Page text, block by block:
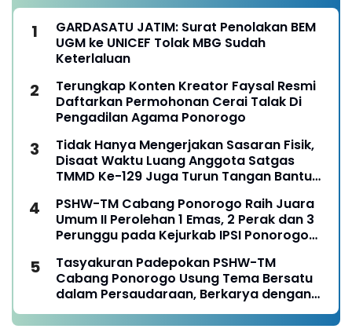
GARDASATU JATIM: Surat Penolakan BEM
UGM ke UNICEF Tolak MBG Sudah
Keterlaluan
Terungkap Konten Kreator Faysal Resmi
Daftarkan Permohonan Cerai Talak Di
Pengadilan Agama Ponorogo
Tidak Hanya Mengerjakan Sasaran Fisik,
Disaat Waktu Luang Anggota Satgas
TMMD Ke-129 Juga Turun Tangan Bantu
PSHW-TM Cabang Ponorogo Raih Juara
Umum II Perolehan 1 Emas, 2 Perak dan 3
Perunggu pada Kejurkab IPSI Ponorogo
Tasyakuran Padepokan PSHW-TM
Cabang Ponorogo Usung Tema Bersatu
dalam Persaudaraan, Berkarya dengan
Keikhlasan dan Mengabdi dengan
Tanggungjawab